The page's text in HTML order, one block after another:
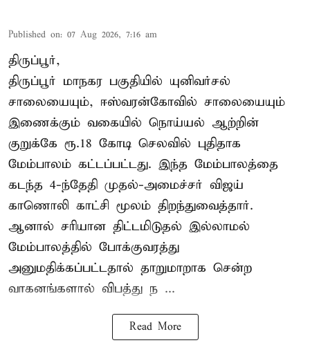
Published on: 07 Aug 2026, 7:16 am
திருப்பூர்,
திருப்பூர் மாநகர பகுதியில் யுனிவர்சல்
சாலையையும், ஈஸ்வரன்கோவில் சாலையையும்
இணைக்கும் வகையில் நொய்யல் ஆற்றின்
குறுக்கே ரூ.18 கோடி செலவில் புதிதாக
மேம்பாலம் கட்டப்பட்டது. இந்த மேம்பாலத்தை
கடந்த 4-ந்தேதி முதல்-அமைச்சர் விஜய்
காணொலி காட்சி மூலம் திறந்துவைத்தார்.
ஆனால் சரியான திட்டமிடுதல் இல்லாமல்
மேம்பாலத்தில் போக்குவரத்து
அனுமதிக்கப்பட்டதால் தாறுமாறாக சென்ற
வாகனங்களால் விபத்து ந ...
Read More